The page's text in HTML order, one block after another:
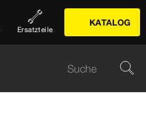
Ersatzteile
KATALOG